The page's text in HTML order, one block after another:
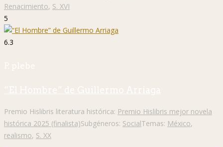
Renacimiento, S. XVI
5
6.3
P. plebe
“El Hombre” de Guillermo Arriaga
Premio Hislibris literatura histórica: Premio Hislibris mejor novela
histórica 2025 (finalista)Subgéneros: SocialTemas: México,
realismo, S. XX